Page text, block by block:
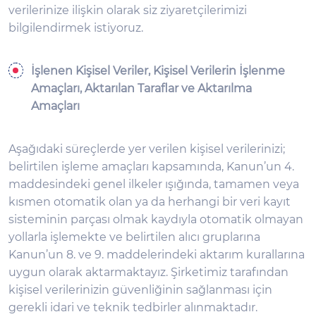
verilerinize ilişkin olarak siz ziyaretçilerimizi
bilgilendirmek istiyoruz.
İşlenen Kişisel Veriler, Kişisel Verilerin İşlenme
Amaçları, Aktarılan Taraflar ve Aktarılma
Amaçları
Aşağıdaki süreçlerde yer verilen kişisel verilerinizi;
belirtilen işleme amaçları kapsamında, Kanun’un 4.
maddesindeki genel ilkeler ışığında, tamamen veya
kısmen otomatik olan ya da herhangi bir veri kayıt
sisteminin parçası olmak kaydıyla otomatik olmayan
yollarla işlemekte ve belirtilen alıcı gruplarına
Kanun’un 8. ve 9. maddelerindeki aktarım kurallarına
uygun olarak aktarmaktayız. Şirketimiz tarafından
kişisel verilerinizin güvenliğinin sağlanması için
gerekli idari ve teknik tedbirler alınmaktadır.